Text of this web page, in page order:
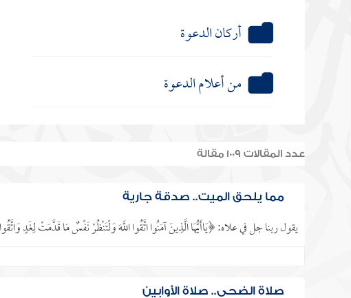
أركان الدعوة
من أعلام الدعوة
عدد المقالات 1009 مقالة
مما يلحق الميت.. صدقة جارية
يقول ربنا جل في علاه: ﴿يَاأَيُّهَا الَّذِينَ آمَنُوا اتَّقُوا اللَّهَ وَلْتَنْظُرْ نَفْسٌ مَا قَدَّمَتْ لِغَدٍ وَاتَّقُوا
صلاة الضحى.. صلاة الأوابين